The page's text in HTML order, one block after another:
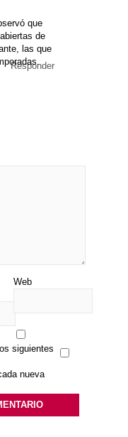
que
de
las que
Responder
Web
siguientes
nueva